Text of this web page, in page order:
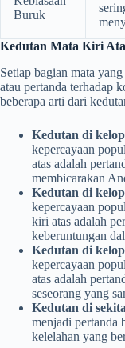
Buruk
Kedutan Mata Kiri
Setiap bagian mata
atau pertanda terhadap
beberapa arti dari
Kedutan di
kepercayaan
atas adalah
membicarakan
Kedutan di
kepercayaan
kiri atas adalah
keberuntungan
Kedutan di
kepercayaan
atas adalah
seseorang yang
Kedutan di
menjadi pertanda
kelelahan yang